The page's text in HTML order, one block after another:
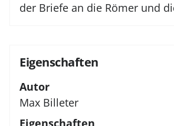
der Briefe an die Römer und
Eigenschaften
Autor
Max Billeter
Eigenschaften